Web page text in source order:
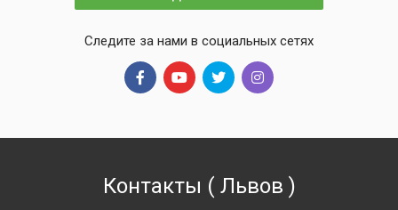
Следите за нами в социальных сетях
Контакты ( Львов )